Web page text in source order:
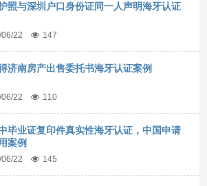
照与深圳户口身份证同一人声明海牙认证
22 147
济南房产出售委托书海牙认证案例
22 110
毕业证复印件真实性海牙认证，中国申请
案例
22 145